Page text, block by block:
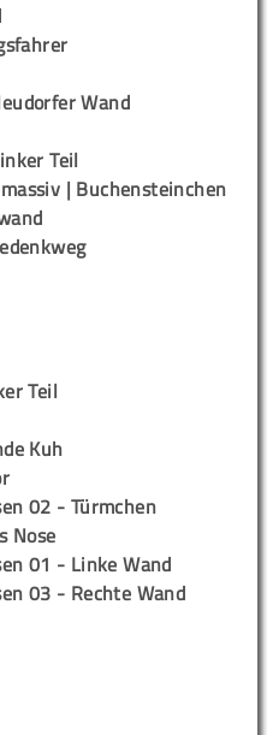
Wand
Teil
| Buchensteinchen
Teil
Kuh
02 - Türmchen
Nose
01 - Linke Wand
03 - Rechte Wand